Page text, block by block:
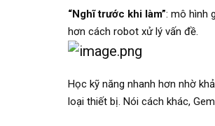
“Nghĩ trước khi làm”: mô hình
hơn cách robot xử lý vấn đề.
Học kỹ năng nhanh hơn nhờ
loại thiết bị. Nói cách khác,